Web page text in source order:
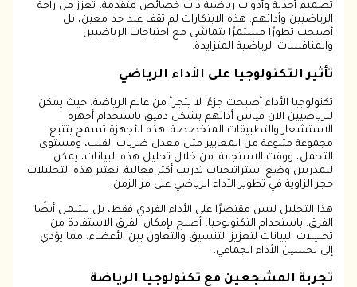
تصميم أحذية وأدوات رياضية ذات خصائص متقدمة، تعزز من راحة
الرياضيين وأدائهم. هذه الابتكارات لم تقف عند حد معين، بل
أصبحت تطورًا مستمرًا يتماشى مع احتياجات الرياضيين
والمنافسات الرياضية المتزايدة.
تأثير التكنولوجيا على الأداء الرياضي
تكنولوجيا الأداء أصبحت جزءًا لا يتجزأ من عالم الرياضة، حيث يمكن
للرياضيين الآن قياس أدائهم بشكل دقيق باستخدام أجهزة
الاستشعار والتطبيقات المتخصصة. هذه الأجهزة تسمح بتتبع
مجموعة متنوعة من المعايير مثل معدل ضربات القلب، ومستوى
التحمل، ووقت الاستجابة. من خلال تحليل هذه البيانات، يمكن
للمدربين وضع استراتيجيات تدريب أكثر فعالية. تعتبر هذه التحليلات
حجر الزاوية في تطوير الأداء الرياضي على مر الزمن.
هذا التحليل ليس مقتصرًا على الأداء الفردي فقط، بل يشمل أيضًا
الفرق. باستخدام التكنولوجيا، أصبح بإمكان الفرق الاستفادة من
تحليلات البيانات لتعزيز التنسيق والتعاون بين الأعضاء، مما يؤدي
إلى تحسين الأداء الجماعي.
تجربة المشجعين مع تكنولوجيا الرياضة